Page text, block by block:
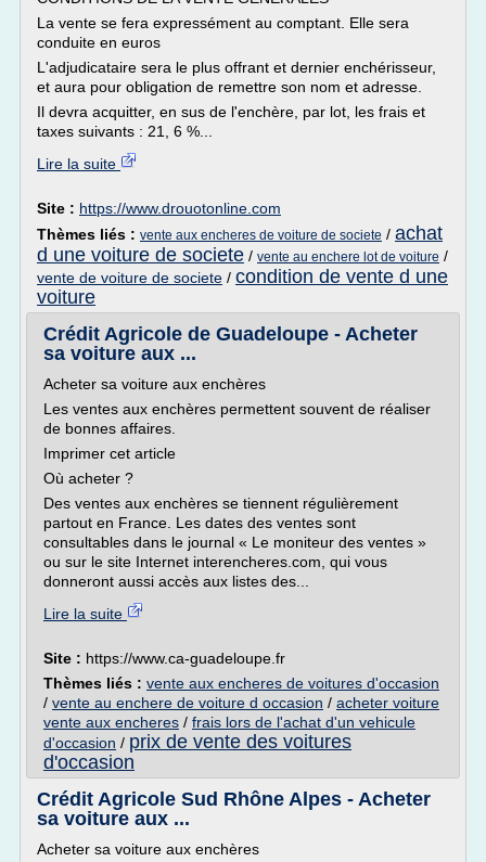
La vente se fera expressément au comptant. Elle sera
conduite en euros
L'adjudicataire sera le plus offrant et dernier enchérisseur,
et aura pour obligation de remettre son nom et adresse.
Il devra acquitter, en sus de l'enchère, par lot, les frais et
taxes suivants : 21, 6 %...
Lire la suite
Site : https://www.drouotonline.com
Thèmes liés : vente aux encheres de voiture de societe / achat
d une voiture de societe / vente au enchere lot de voiture /
vente de voiture de societe / condition de vente d une
voiture
Crédit Agricole de Guadeloupe - Acheter
sa voiture aux ...
Acheter sa voiture aux enchères
Les ventes aux enchères permettent souvent de réaliser
de bonnes affaires.
Imprimer cet article
Où acheter ?
Des ventes aux enchères se tiennent régulièrement
partout en France. Les dates des ventes sont
consultables dans le journal « Le moniteur des ventes »
ou sur le site Internet interencheres.com, qui vous
donneront aussi accès aux listes des...
Lire la suite
Site : https://www.ca-guadeloupe.fr
Thèmes liés : vente aux encheres de voitures d'occasion
/ vente au enchere de voiture d occasion / acheter voiture
vente aux encheres / frais lors de l'achat d'un vehicule
d'occasion / prix de vente des voitures
d'occasion
Crédit Agricole Sud Rhône Alpes - Acheter
sa voiture aux ...
Acheter sa voiture aux enchères